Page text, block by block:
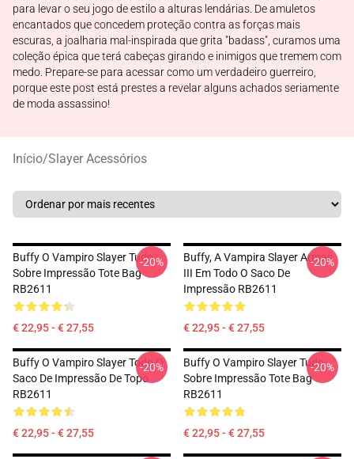
para levar o seu jogo de estilo a alturas lendárias. De amuletos
encantados que concedem proteção contra as forças mais
escuras, a joalharia mal-inspirada que grita "badass", curamos uma
coleção épica que terá cabeças girando e inimigos que tremem com
medo. Prepare-se para acessar como um verdadeiro guerreiro,
porque este post está prestes a revelar alguns achados seriamente
de moda assassino!
Início/Slayer Acessórios
Buffy O Vampiro Slayer Tudo
Sobre Impressão Tote Bag
RB2611
€ 22,95 - € 27,55
-20%
Buffy, A Vampira Slayer Armas
III Em Todo O Saco De
Impressão RB2611
€ 22,95 - € 27,55
-20%
Buffy O Vampiro Slayer Todo O
Saco De Impressão De Topo
RB2611
€ 22,95 - € 27,55
-20%
Buffy O Vampiro Slayer Tudo
Sobre Impressão Tote Bag
RB2611
€ 22,95 - € 27,55
-20%